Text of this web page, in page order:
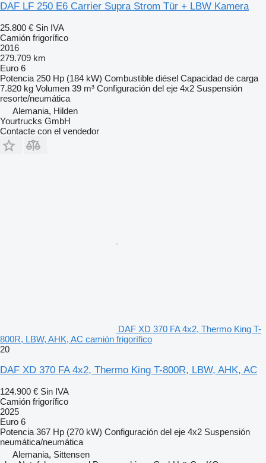
DAF LF 250 E6 Carrier Supra Strom Tür + LBW Kamera
25.800 € Sin IVA
Camión frigorífico
2016
279.709 km
Euro 6
Potencia 250 Hp (184 kW) Combustible diésel Capacidad de carga
7.820 kg Volumen 39 m³ Configuración del eje 4x2 Suspensión
resorte/neumática
Alemania, Hilden
Yourtrucks GmbH
Contacte con el vendedor
DAF XD 370 FA 4x2, Thermo King T-
800R, LBW, AHK, AC camión frigorífico
20
DAF XD 370 FA 4x2, Thermo King T-800R, LBW, AHK, AC
124.900 € Sin IVA
Camión frigorífico
2025
Euro 6
Potencia 367 Hp (270 kW) Configuración del eje 4x2 Suspensión
neumática/neumática
Alemania, Sittensen